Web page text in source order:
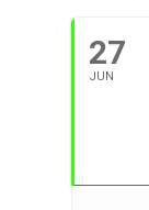
27
JUN